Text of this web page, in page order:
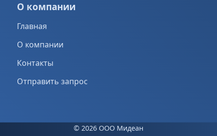
О компании
Главная
О компании
Контакты
Отправить запрос
© 2026 ООО Мидеан